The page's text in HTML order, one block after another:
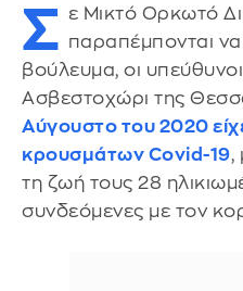
Σ ε Μικτό Ορκωτό
παραπέμπονται να
βούλευμα, οι
Ασβεστοχώρι της
Αύγουστο του 2020
κρουσμάτων Covid-19,
τη ζωή τους 28
συνδεόμενες με τον